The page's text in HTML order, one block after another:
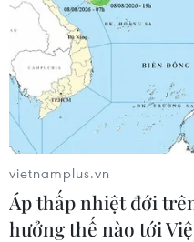
vietnamplus.vn
Áp thấp nhiệt đới
hưởng thế nào tới